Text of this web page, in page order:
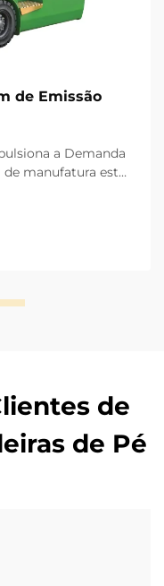
de Emissão
a Demanda
de manufatura está
nas fábricas são
de
de Pé